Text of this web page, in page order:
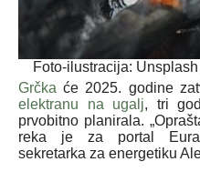
Foto-ilustracija:
Grčka će 2025. godine
elektranu na ugalj, tri
prvobitno planirala.
reka je za portal
sekretarka za energetiku